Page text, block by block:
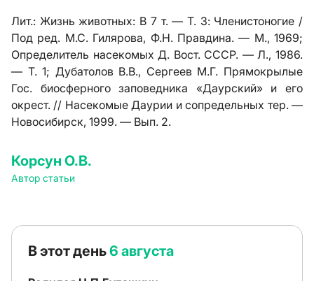
Лит.: Жизнь животных: В 7 т. — Т. 3: Членистоногие /
Под ред. М.С. Гилярова, Ф.Н. Правдина. — М., 1969;
Определитель насекомых Д. Вост. СССР. — Л., 1986.
— Т. 1; Дубатолов В.В., Сергеев М.Г. Прямокрылые
Гос. биосферного заповедника «Даурский» и его
окрест. // Насекомые Даурии и сопредельных тер. —
Новосибирск, 1999. — Вып. 2.
Корсун О.В.
Автор статьи
В этот день6 августа